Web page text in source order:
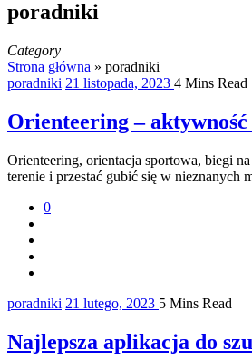
poradniki
Category
Strona główna » poradniki
poradniki 21 listopada, 2023 4 Mins Read
Orienteering –
Orienteering, orientacja sportowa, biegi
terenie i przestać gubić się w nieznanych
0
poradniki 21 lutego, 2023 5 Mins Read
Najlepsza aplikacja do